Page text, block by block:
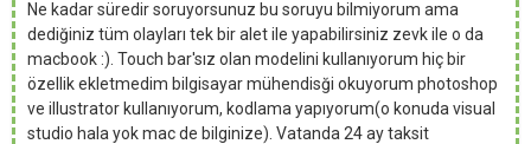
Ne kadar süredir soruyorsunuz bu soruyu bilmiyorum ama
dediğiniz tüm olayları tek bir alet ile yapabilirsiniz zevk ile o da
macbook :). Touch bar'sız olan modelini kullanıyorum hiç bir
özellik ekletmedim bilgisayar mühendisği okuyorum photoshop
ve illustrator kullanıyorum, kodlama yapıyorum(o konuda visual
studio hala yok mac de bilginize). Vatanda 24 ay taksit